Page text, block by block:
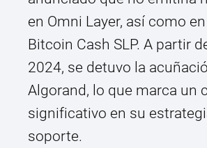
en Omni Layer, así como
Bitcoin Cash SLP. A partir
2024, se detuvo la
Algorand, lo que marca un
significativo en su
soporte.